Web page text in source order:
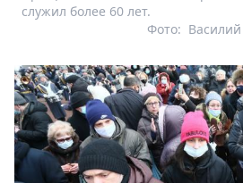
служил более 60 лет.
Фото: